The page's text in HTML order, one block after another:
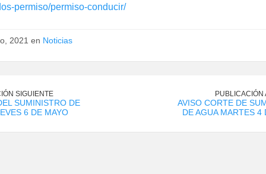
permiso/permiso-conducir/
2021 en Noticias
SIGUIENTE
SUMINISTRO DE
6 DE MAYO
PUBLICACIÓN
AVISO CORTE DE
DE AGUA MARTES 4